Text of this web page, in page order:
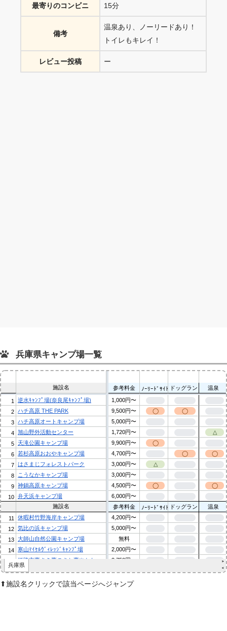
最寄りのコンビニ 15分
備考
温泉あり、ノーリードあり！
トイレもキレイ！
レビュー投稿 ー
兵庫県キャンプ場一覧
⬆︎施設名クリックで該当ページへジャンプ